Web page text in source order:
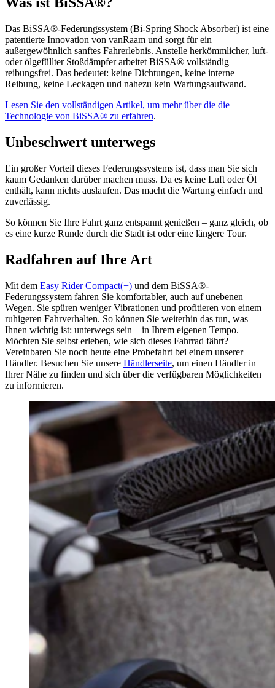
Das BiSSA®-Federungssystem (Bi-Spring Shock Absorber) ist eine
patentierte Innovation von vanRaam und sorgt für ein
außergewöhnlich sanftes Fahrerlebnis. Anstelle herkömmlicher, luft-
oder ölgefüllter Stoßdämpfer arbeitet BiSSA® vollständig
reibungsfrei. Das bedeutet: keine Dichtungen, keine interne
Reibung, keine Leckagen und nahezu kein Wartungsaufwand.
Lesen Sie den vollständigen Artikel, um mehr über die die
Technologie von BiSSA® zu erfahren.
Unbeschwert unterwegs
Ein großer Vorteil dieses Federungssystems ist, dass man Sie sich
kaum Gedanken darüber machen muss. Da es keine Luft oder Öl
enthält, kann nichts auslaufen. Das macht die Wartung einfach und
zuverlässig.
So können Sie Ihre Fahrt ganz entspannt genießen – ganz gleich, ob
es eine kurze Runde durch die Stadt ist oder eine längere Tour.
Radfahren auf Ihre Art
Mit dem Easy Rider Compact(+) und dem BiSSA®-
Federungssystem fahren Sie komfortabler, auch auf unebenen
Wegen. Sie spüren weniger Vibrationen und profitieren von einem
ruhigeren Fahrverhalten. So können Sie weiterhin das tun, was
Ihnen wichtig ist: unterwegs sein – in Ihrem eigenen Tempo.
Möchten Sie selbst erleben, wie sich dieses Fahrrad fährt?
Vereinbaren Sie noch heute eine Probefahrt bei einem unserer
Händler. Besuchen Sie unsere Händlerseite, um einen Händler in
Ihrer Nähe zu finden und sich über die verfügbaren Möglichkeiten
zu informieren.